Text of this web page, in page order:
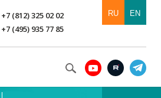
+7 (812) 325 02 02
+7 (495) 935 77 85
RU EN
Контакты